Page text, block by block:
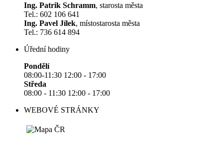
Ing. Patrik Schramm, starosta města
Tel.: 602 106 641
Ing. Pavel Jílek, místostarosta města
Tel.: 736 614 894
Úřední hodiny
Pondělí
08:00-11:30 12:00 - 17:00
Středa
08:00 - 11:30 12:00 - 17:00
WEBOVÉ STRÁNKY